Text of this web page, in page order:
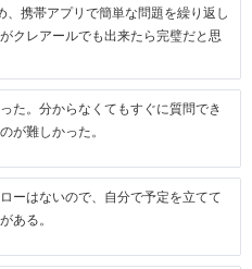
、携帯アプリで簡単な問題を繰り返し
クレアールでも出来たら完璧だと思
た。分からなくてもすぐに質問でき
が難しかった。
ーはないので、自分で予定を立てて
ある。